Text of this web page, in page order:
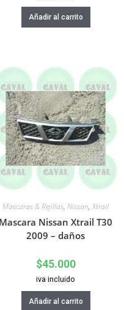
Añadir al carrito
Mascaras & Rejillas, Nissan,Xtrail
Mascara Nissan Xtrail T30
2009 – daños
$45.000
iva incluido
Añadir al carrito